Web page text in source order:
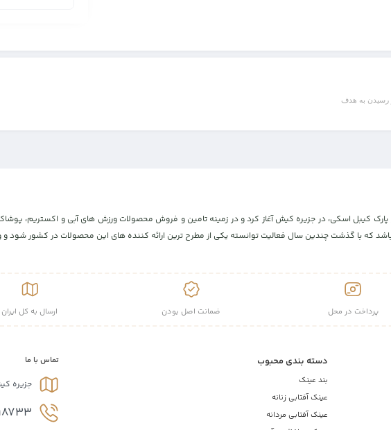
رسیدن به هدف
خود را در سال ۱۳۸۹، همزمان با افتتاح پارک کیبل اسکی، در جزیره کیش آغاز کرد و در زمینه تامین و فروش محصولات ورزش های
که با گذشت چندین سال فعالیت توانسته یکی از مطرح ترین ارائه کننده های این محصولات در کشور شود و
پرداخت در محل ضمانت اصل بودن ارسال به کل ایران
دسته بندی محبوب
بند عینک
عینک آفتابی زنانه
عینک آفتابی مردانه
تماس با ما
جزیره